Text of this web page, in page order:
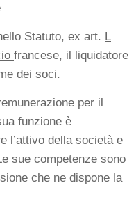
Statuto, ex art. L
francese, il liquidatore
dei soci.
per il
funzione è
l’attivo della società e
sue competenze sono
che ne dispone la